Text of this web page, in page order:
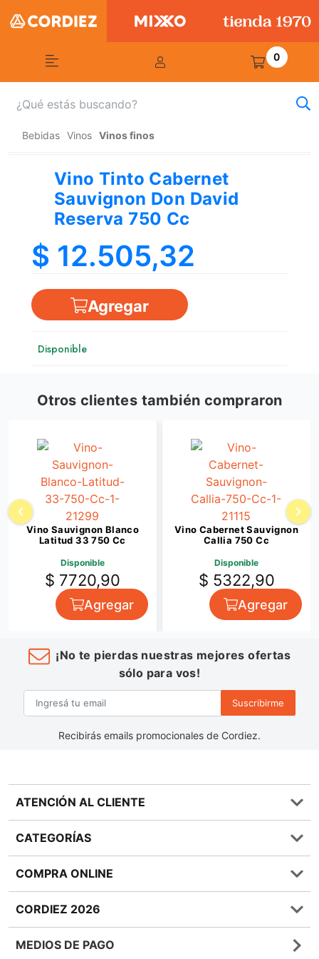
0
Bebidas Vinos Vinos finos
Vino Tinto Cabernet
Sauvignon Don David
Reserva 750 Cc
$ 12.505,32
Agregar
Disponible
Otros clientes también compraron
Vino Sauvignon Blanco
Latitud 33 750 Cc
Disponible
$ 7720,90
Agregar
Vino Cabernet Sauvignon
Callia 750 Cc
Disponible
$ 5322,90
Agregar
¡No te pierdas nuestras mejores ofertas
sólo para vos!
Suscribirme
Recibirás emails promocionales de Cordiez.
ATENCIÓN AL CLIENTE
Preguntas frecuentes
0810 555 1970
Términos y condiciones
Política de Devoluciones
Bases y Condiciones de Sorteos
CATEGORÍAS
Bebidas
Lácteos
COMPRA ONLINE
Métodos de entrega
Giftcards
CORDIEZ 2026
Quienes Somos
MEDIOS DE PAGO